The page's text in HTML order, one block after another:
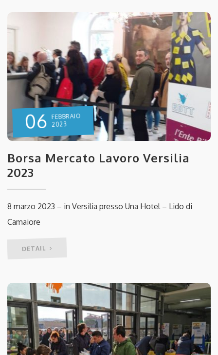
06 FEBBRAIO
2023
Borsa Mercato Lavoro Versilia
2023
8 marzo 2023 – in Versilia presso Una Hotel – Lido di
Camaiore
DETAIL